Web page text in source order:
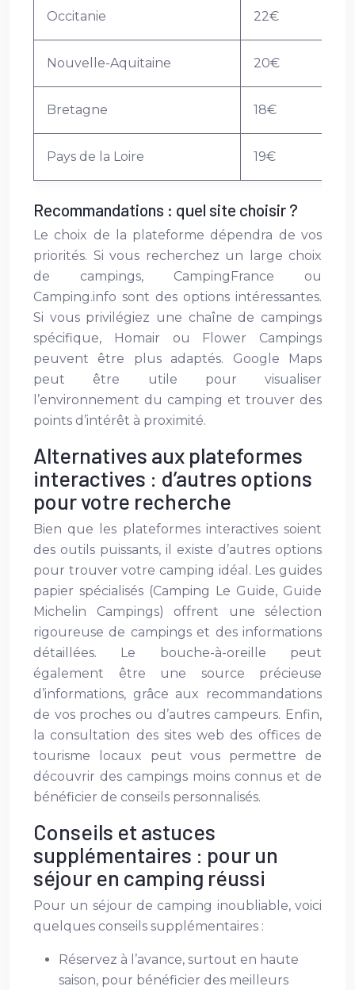
Occitanie 22€
Nouvelle-Aquitaine 20€
Bretagne 18€
Pays de la Loire 19€
Recommandations : quel site choisir ?
Le choix de la plateforme dépendra de vos
priorités. Si vous recherchez un large choix
de campings, CampingFrance ou
Camping.info sont des options intéressantes.
Si vous privilégiez une chaîne de campings
spécifique, Homair ou Flower Campings
peuvent être plus adaptés. Google Maps
peut être utile pour visualiser
l’environnement du camping et trouver des
points d’intérêt à proximité.
Alternatives aux plateformes
interactives : d’autres options
pour votre recherche
Bien que les plateformes interactives soient
des outils puissants, il existe d’autres options
pour trouver votre camping idéal. Les guides
papier spécialisés (Camping Le Guide, Guide
Michelin Campings) offrent une sélection
rigoureuse de campings et des informations
détaillées. Le bouche-à-oreille peut
également être une source précieuse
d’informations, grâce aux recommandations
de vos proches ou d’autres campeurs. Enfin,
la consultation des sites web des offices de
tourisme locaux peut vous permettre de
découvrir des campings moins connus et de
bénéficier de conseils personnalisés.
Conseils et astuces
supplémentaires : pour un
séjour en camping réussi
Pour un séjour de camping inoubliable, voici
quelques conseils supplémentaires :
Réservez à l’avance, surtout en haute
saison, pour bénéficier des meilleurs